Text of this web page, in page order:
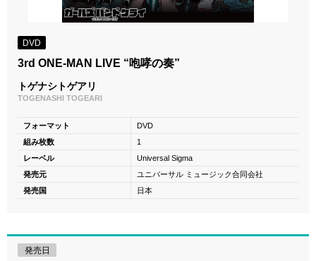
DVD
3rd ONE-MAN LIVE “咆哮の奏”
トゲナシトゲアリ
TOGENASHI TOGEARI
フォーマット
DVD
組み枚数
1
レーベル
Universal Sigma
発売元
ユニバーサル ミュージック合同会社
発売国
日本
発売日